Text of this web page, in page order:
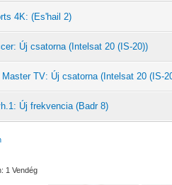
4K: (Es'hail 2)
Új csatorna (Intelsat 20 (IS-20))
TV: Új csatorna (Intelsat 20 (IS-
Új frekvencia (Badr 8)
1 Vendég